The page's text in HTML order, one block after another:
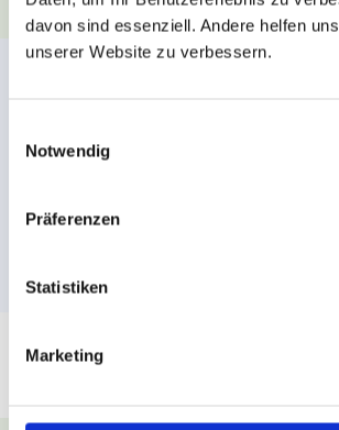
davon sind essenziell. Andere helfen
unserer Website zu verbessern.
Notwendig
Präferenzen
Statistiken
Marketing
Deutsch für
Theolog:innen,
Pfarrer:innen und Priester aller